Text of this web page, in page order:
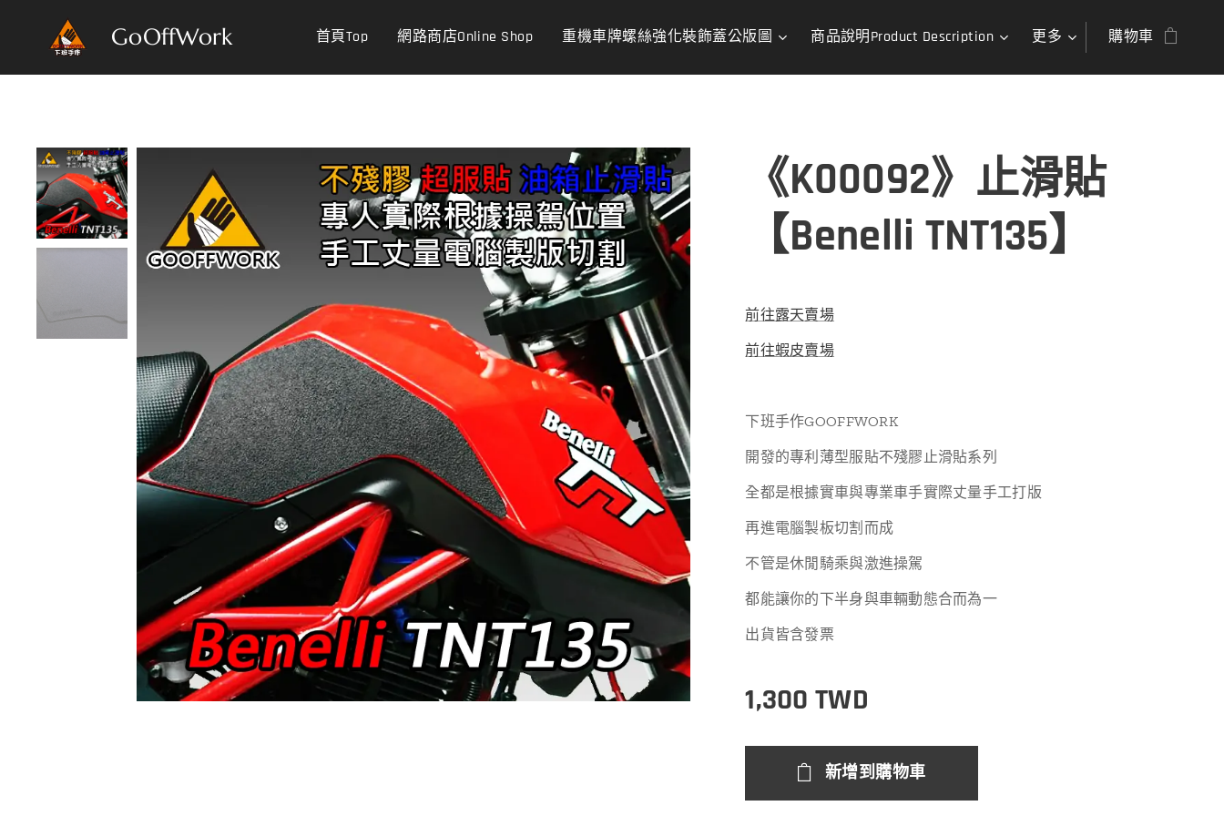
GoOffWork 首頁Top 網路商店Online Shop 重機車牌螺絲強化裝飾蓋公版圖 商品說明Product Description 更多 購物車
《K00092》止滑貼
【Benelli TNT135】
前往露天賣場
前往蝦皮賣場
下班手作GOOFFWORK
開發的專利薄型服貼不殘膠止滑貼系列
全都是根據實車與專業車手實際丈量手工打版
再進電腦製板切割而成
不管是休閒騎乘與激進操駕
都能讓你的下半身與車輛動態合而為一
出貨皆含發票
1,300 TWD
新增到購物車